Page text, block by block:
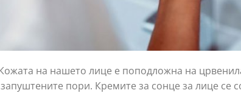
на нашето лице е поподложна на
пори. Кремите за сонце за лице се